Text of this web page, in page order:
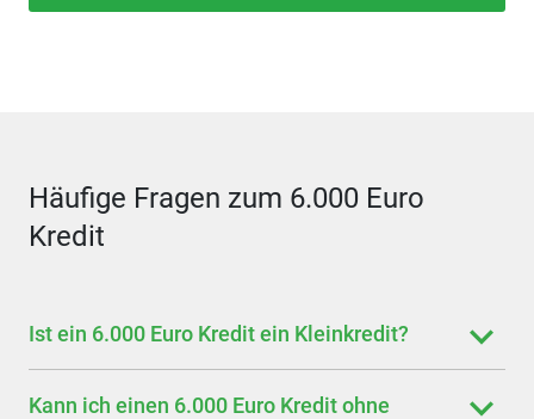
Häufige Fragen zum 6.000 Euro
Kredit
Ist ein 6.000 Euro Kredit ein Kleinkredit?
Kann ich einen 6.000 Euro Kredit ohne